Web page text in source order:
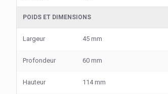
POIDS ET DIMENSIONS
Largeur 45 mm
Profondeur 60 mm
Hauteur 114 mm